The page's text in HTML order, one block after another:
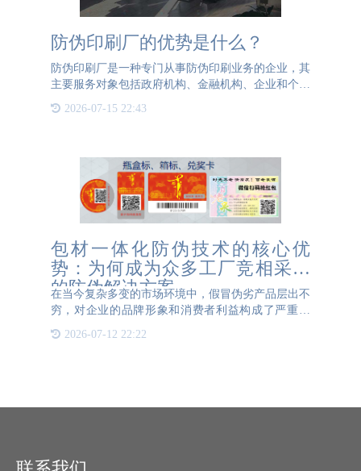
防伪印刷厂的优势是什么？
防伪印刷厂是一种专门从事防伪印刷业务的企业，其
主要服务对象包括政府机构、金融机构、企业和个人
供高品质、高可靠性的安全印刷产品，以帮助客户有
2026-07-15 22:43
包材一体化防伪技术的核心优
势：为何成为众多工厂竞相采纳
的防伪解决方案
在当今复杂多变的市场环境中，假冒伪劣产品层出不
穷，对企业的品牌形象和消费者利益构成了严重威
胁。为了有效应对这一挑战，包材一体化防伪技术应
运而生，并迅速成为众多工厂竞相采纳的防伪解决方
2026-07-12 22:22